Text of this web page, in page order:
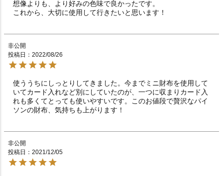
想像よりも、より好みの色味で良かったです。
これから、大切に使用して行きたいと思います！
非公開
投稿日
2022/08/26
使ううちにしっとりしてきました。今までミニ財布を使用して
いてカード入れなど別にしていたのが、一つに収まりカード入
れも多くてとっても使いやすいです。このお値段で贅沢なパイ
ソンの財布、気持ちも上がります！
非公開
投稿日
2021/12/05